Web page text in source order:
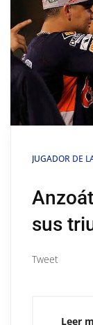
JUGADOR DE
sus
Tweet
Leer